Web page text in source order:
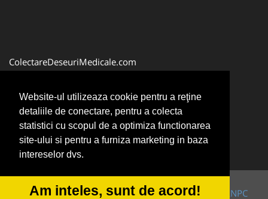
Website-ul utilizeaza cookie pentru a reţine
detaliile de conectare, pentru a colecta
statistici cu scopul de a optimiza functionarea
site-ului si pentru a furniza marketing in baza
intereselor dvs.
Am inteles, sunt de acord!
ColectareDeseuriMedicale.com
Service-Reparatii.com
Servicii-DDD.com
© 2014-2026 Powered byVilonMedia&TekaBility ANPC